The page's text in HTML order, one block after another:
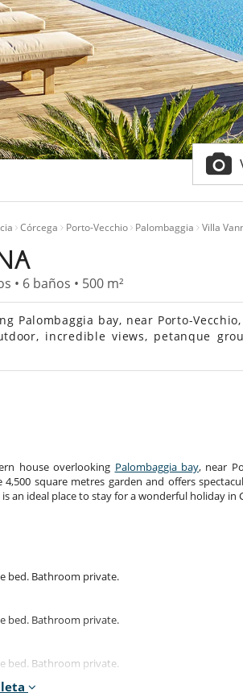
Córcega Porto-Vecchio Palombaggia Villa
• 6 baños • 500 m²
Palombaggia bay, near Porto-
incredible views, petanque
house overlooking Palombaggia bay, near
square metres garden and offers
an ideal place to stay for a wonderful holiday in
bed. Bathroom private.
bed. Bathroom private.
bed. Bathroom private.